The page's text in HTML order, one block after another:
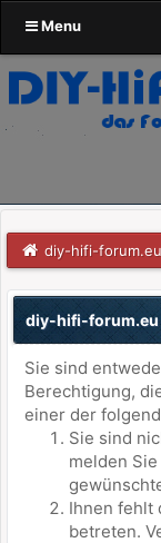
Menu
diy-hifi-forum.eu
diy-hifi-forum.eu
Sie sind
Berechtigung,
einer der
Sie sind
melden
Ihnen fehlt
betreten.